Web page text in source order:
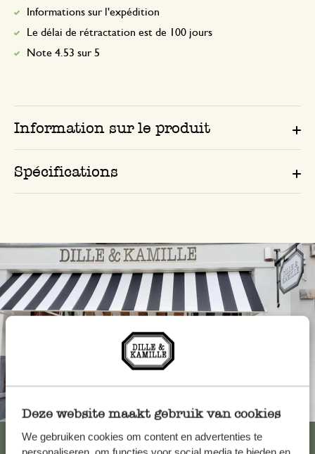
Deze website maakt gebruik van cookies
We gebruiken cookies om content en advertenties te
Informations sur l'expédition
Le délai de rétractation est de 100 jours
Note 4.53 sur 5
Information sur le produit
Spécifications
Toujours à proximité
Voir les 62 magasins